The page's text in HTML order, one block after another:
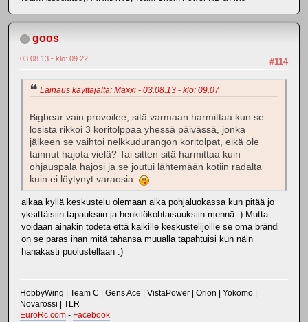
goos
#114
03.08.13 - klo: 09.22
Lainaus käyttäjältä: Maxxi - 03.08.13 - klo: 09.07
Bigbear vain provoilee, sitä varmaan harmittaa kun se
losista rikkoi 3 koritolppaa yhessä päivässä, jonka
jälkeen se vaihtoi nelkkudurangon koritolpat, eikä ole
tainnut hajota vielä? Tai sitten sitä harmittaa kuin
ohjauspala hajosi ja se joutui lähtemään kotiin radalta
kuin ei löytynyt varaosia
alkaa kyllä keskustelu olemaan aika pohjaluokassa kun pitää jo
yksittäisiin tapauksiin ja henkilökohtaisuuksiin mennä :) Mutta
voidaan ainakin todeta että kaikille keskustelijoille se oma brändi
on se paras ihan mitä tahansa muualla tapahtuisi kun näin
hanakasti puolustellaan :)
HobbyWing | Team C | Gens Ace | VistaPower | Orion | Yokomo |
Novarossi | TLR
EuroRc.com - Facebook